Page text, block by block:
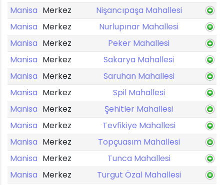
Manisa Merkez
Nişancıpaşa Mahallesi
Manisa Merkez
Nurlupınar Mahallesi
Manisa Merkez
Peker Mahallesi
Manisa Merkez
Sakarya Mahallesi
Manisa Merkez
Saruhan Mahallesi
Manisa Merkez
Spil Mahallesi
Manisa Merkez
Şehitler Mahallesi
Manisa Merkez
Tevfikiye Mahallesi
Manisa Merkez
Topçuasım Mahallesi
Manisa Merkez
Tunca Mahallesi
Manisa Merkez
Turgut Özal Mahallesi